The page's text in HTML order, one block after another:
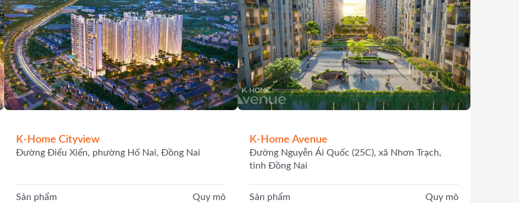
K-Home Cityview
Đường Điểu Xiển, phường Hố Nai, Đồng Nai
Sản phẩm
Quy mô
K-Home Avenue
Đường Nguyễn Ái Quốc (25C), xã Nhơn Trạch,
tỉnh Đồng Nai
Sản phẩm
Quy mô